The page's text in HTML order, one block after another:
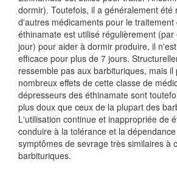
dormir). Toutefois, il a généralement été
d'autres médicaments pour le traitement
éthinamate est utilisé régulièrement
jour) pour aider à dormir produire, il
efficace pour plus de 7 jours.
ressemble pas aux barbituriques, mais il
nombreux effets de cette classe de
dépresseurs des éthinamate sont
plus doux que ceux de la plupart des
L'utilisation continue et inappropriée de
conduire à la tolérance et la
symptômes de sevrage très similaires à
barbituriques.